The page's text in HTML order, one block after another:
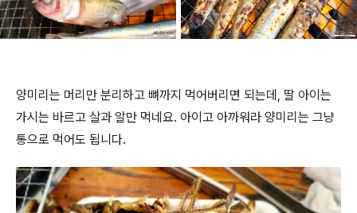
양미리는 머리만 분리하고 뼈까지 먹어버리면 되는데, 딸 아이는
가시는 바르고 살과 알만 먹네요. 아이고 아까워라 양미리는 그냥
통으로 먹어도 됩니다.